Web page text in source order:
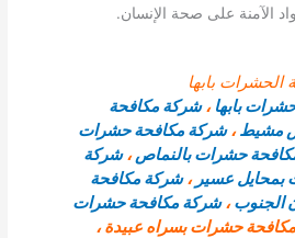
الآمنة على صحة الإنسان.
بابها
بابها ،شركة مكافحة
مشيط،شركة مكافحة حشرات
حشرات بالنماص،شركة
عسير ،شركة مكافحة
الجنوب،شركة مكافحة حشرات
حشرات بسراه عبيدة ،